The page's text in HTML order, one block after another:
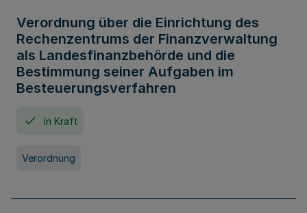
Verordnung über die Einrichtung des
Rechenzentrums der Finanzverwaltung
als Landesfinanzbehörde und die
Bestimmung seiner Aufgaben im
Besteuerungsverfahren
In Kraft
Verordnung